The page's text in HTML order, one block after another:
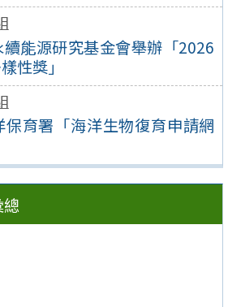
能源研究基金會舉辦「2026
性獎」
育署「海洋生物復育申請網